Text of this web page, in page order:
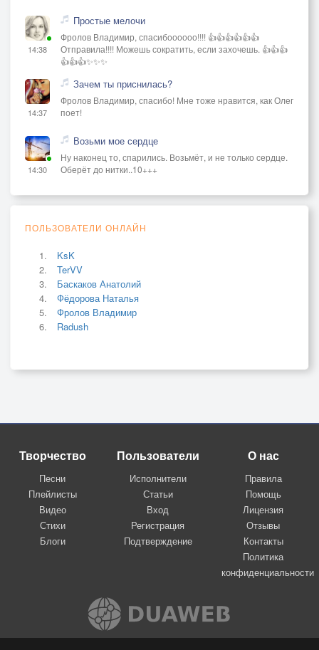
14:38
Простые мелочи
Фролов Владимир, спасибоооооо!!!! 👍👍👍👍👍👍
Отправила!!!! Можешь сократить, если захочешь. 👍👍👍
👍👍👍✨✨✨
14:37
Зачем ты приснилась?
Фролов Владимир, спасибо! Мне тоже нравится, как Олег
поет!
14:30
Возьми мое сердце
Ну наконец то, спарились. Возьмёт, и не только сердце.
Оберёт до нитки..10+++
ПОЛЬЗОВАТЕЛИ ОНЛАЙН
KsK
TerVV
Баскаков Анатолий
Фёдорова Наталья
Фролов Владимир
Radush
Творчество
Песни
Плейлисты
Видео
Стихи
Блоги
Пользователи
Исполнители
Статьи
Вход
Регистрация
Подтверждение
О нас
Правила
Помощь
Лицензия
Отзывы
Контакты
Политика
конфиденциальности